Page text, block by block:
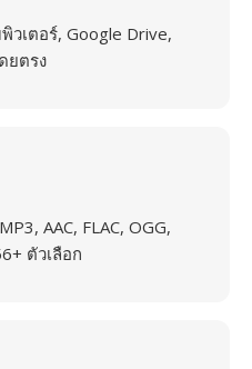
วเตอร์, Google Drive,
ยตรง
AAC, FLAC, OGG,
ตัวเลือก